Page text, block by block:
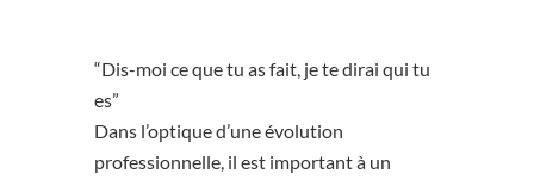
“Dis-moi ce que tu as fait, je te dirai qui tu
es”
Dans l’optique d’une évolution
professionnelle, il est important à un